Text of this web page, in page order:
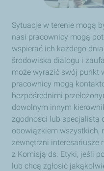
Sytuacje w terenie mogą
nasi pracownicy mogą
wspierać ich każdego
środowiska dialogu i
może wyrazić swój punkt
pracownicy mogą
bezpośrednimi
dowolnym innym
zgodności lub specjalistą
obowiązkiem wszystkich,
zewnętrzni interesariusze
z Komisją ds. Etyki, jeśli
lub chcą zgłosić